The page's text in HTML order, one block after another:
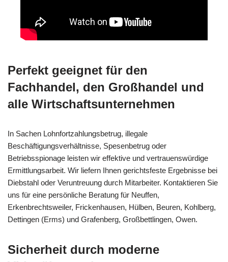
Perfekt geeignet für den
Fachhandel, den Großhandel und
alle Wirtschaftsunternehmen
In Sachen Lohnfortzahlungsbetrug, illegale
Beschäftigungsverhältnisse, Spesenbetrug oder
Betriebsspionage leisten wir effektive und vertrauenswürdige
Ermittlungsarbeit. Wir liefern Ihnen gerichtsfeste Ergebnisse bei
Diebstahl oder Veruntreuung durch Mitarbeiter. Kontaktieren Sie
uns für eine persönliche Beratung für Neuffen,
Erkenbrechtsweiler, Frickenhausen, Hülben, Beuren, Kohlberg,
Dettingen (Erms) und Grafenberg, Großbettlingen, Owen.
Sicherheit durch moderne